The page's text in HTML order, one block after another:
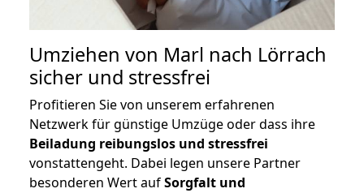
Umziehen von Marl nach Lörrach
sicher und stressfrei
Profitieren Sie von unserem erfahrenen
Netzwerk für günstige Umzüge oder dass ihre
Beiladung reibungslos und stressfrei
vonstattengeht. Dabei legen unsere Partner
besonderen Wert aufSorgfalt und